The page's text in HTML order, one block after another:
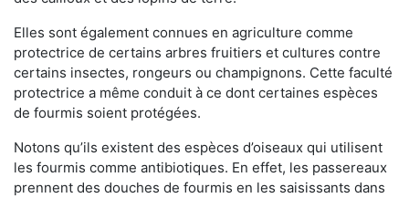
Elles sont également connues en agriculture comme
protectrice de certains arbres fruitiers et cultures contre
certains insectes, rongeurs ou champignons. Cette faculté
protectrice a même conduit à ce dont certaines espèces
de fourmis soient protégées.
Notons qu’ils existent des espèces d’oiseaux qui utilisent
les fourmis comme antibiotiques. En effet, les passereaux
prennent des douches de fourmis en les saisissants dans